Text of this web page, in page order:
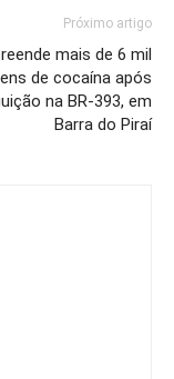
Próximo artigo
mais de 6 mil
de cocaína após
na BR-393, em
Barra do Piraí